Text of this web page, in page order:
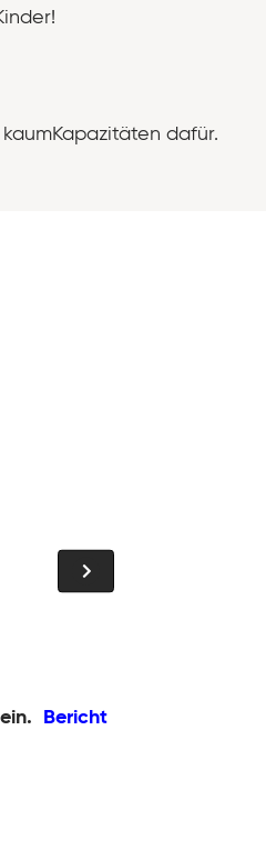
dafür.
Bericht